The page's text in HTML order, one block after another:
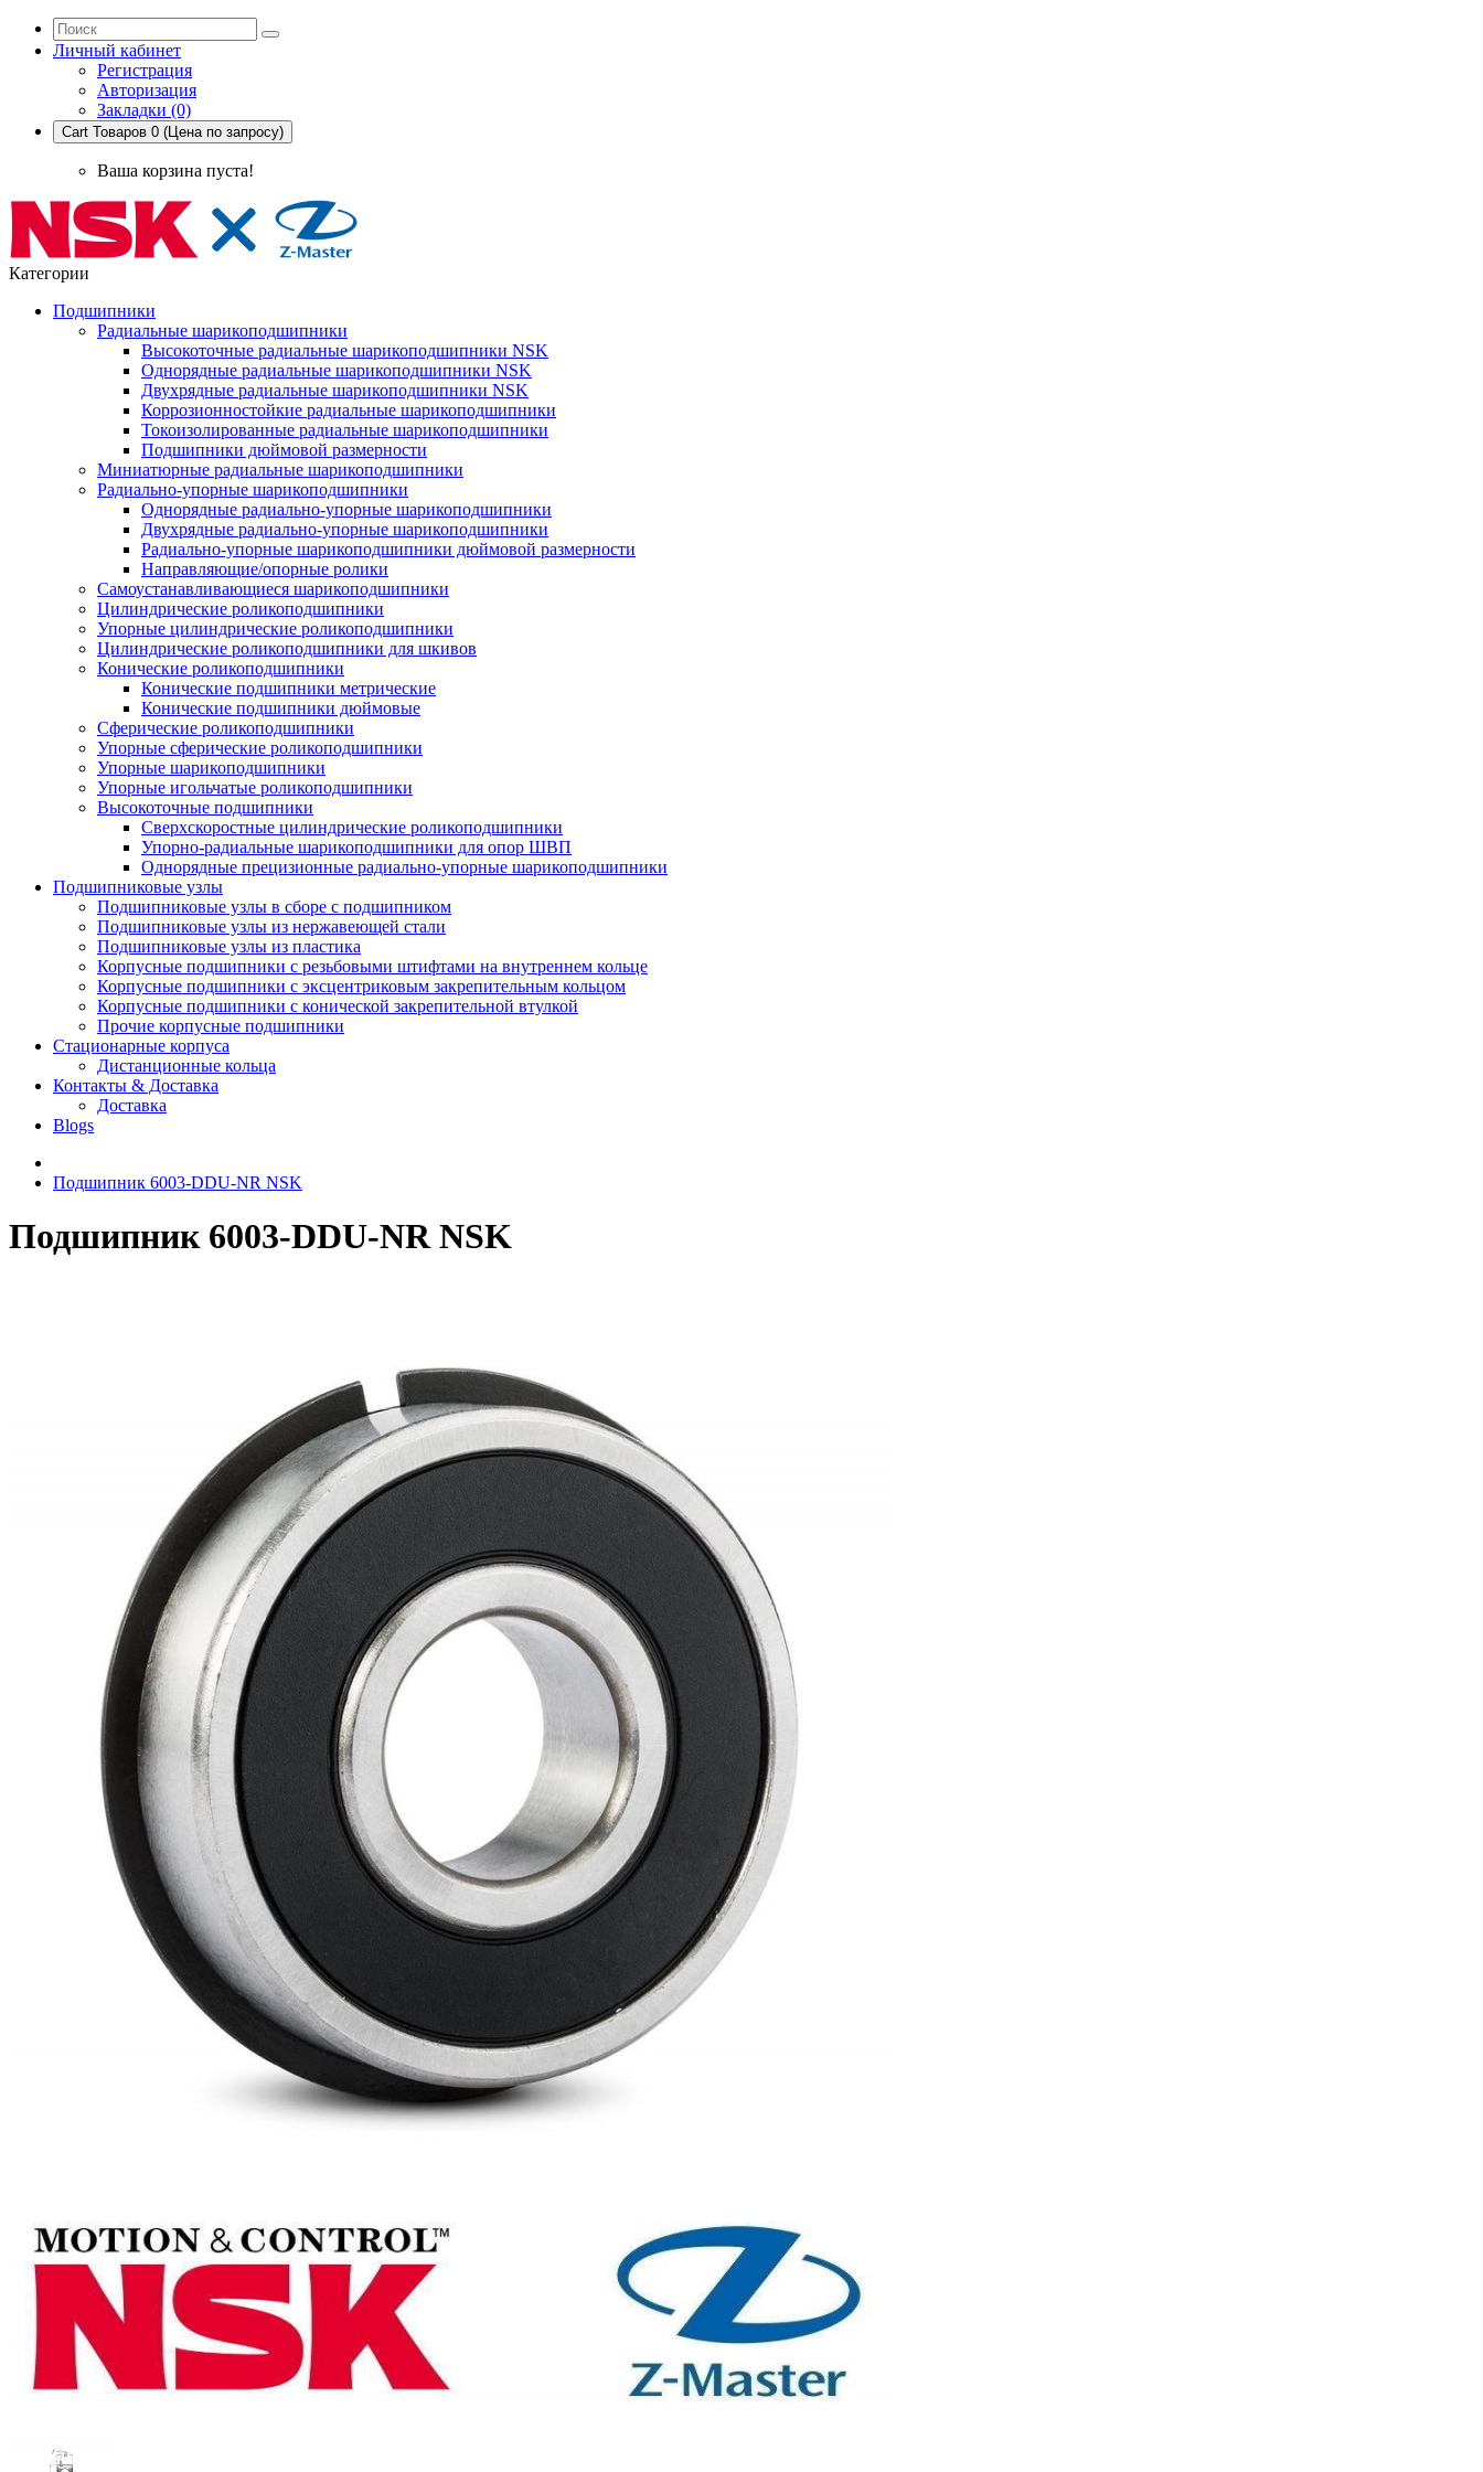
Личный кабинет
Регистрация
Авторизация
Закладки (0)
Cart Товаров 0 (Цена по запросу)
Ваша корзина пуста!
Категории
Подшипники
Радиальные шарикоподшипники
Высокоточные радиальные шарикоподшипники NSK
Однорядные радиальные шарикоподшипники NSK
Двухрядные радиальные шарикоподшипники NSK
Коррозионностойкие радиальные шарикоподшипники
Токоизолированные радиальные шарикоподшипники
Подшипники дюймовой размерности
Миниатюрные радиальные шарикоподшипники
Радиально-упорные шарикоподшипники
Однорядные радиально-упорные шарикоподшипники
Двухрядные радиально-упорные шарикоподшипники
Радиально-упорные шарикоподшипники дюймовой размерности
Направляющие/опорные ролики
Самоустанавливающиеся шарикоподшипники
Цилиндрические роликоподшипники
Упорные цилиндрические роликоподшипники
Цилиндрические роликоподшипники для шкивов
Конические роликоподшипники
Конические подшипники метрические
Конические подшипники дюймовые
Сферические роликоподшипники
Упорные сферические роликоподшипники
Упорные шарикоподшипники
Упорные игольчатые роликоподшипники
Высокоточные подшипники
Сверхскоростные цилиндрические роликоподшипники
Упорно-радиальные шарикоподшипники для опор ШВП
Однорядные прецизионные радиально-упорные шарикоподшипники
Подшипниковые узлы
Подшипниковые узлы в сборе с подшипником
Подшипниковые узлы из нержавеющей стали
Подшипниковые узлы из пластика
Корпусные подшипники с резьбовыми штифтами на внутреннем кольце
Корпусные подшипники с эксцентриковым закрепительным кольцом
Корпусные подшипники с конической закрепительной втулкой
Прочие корпусные подшипники
Стационарные корпуса
Дистанционные кольца
Контакты & Доставка
Доставка
Blogs
Подшипник 6003-DDU-NR NSK
Подшипник 6003-DDU-NR NSK